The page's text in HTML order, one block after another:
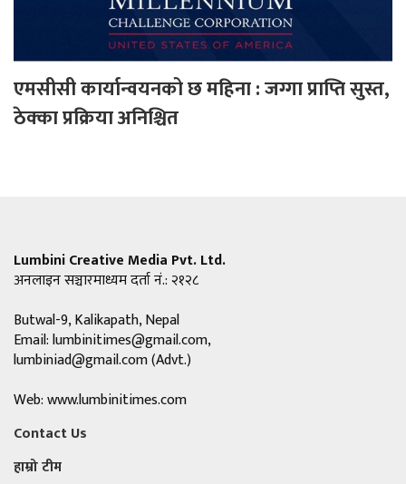
एमसीसी कार्यान्वयनको छ महिना : जग्गा प्राप्ति सुस्त,
ठेक्का प्रक्रिया अनिश्चित
Lumbini Creative Media Pvt. Ltd.
अनलाइन सञ्चारमाध्यम दर्ता नं.: २१२८
Butwal-9, Kalikapath, Nepal
Email:lumbinitimes@gmail.com,
lumbiniad@gmail.com(Advt.)
Web: www.lumbinitimes.com
Contact Us
हाम्रो टीम